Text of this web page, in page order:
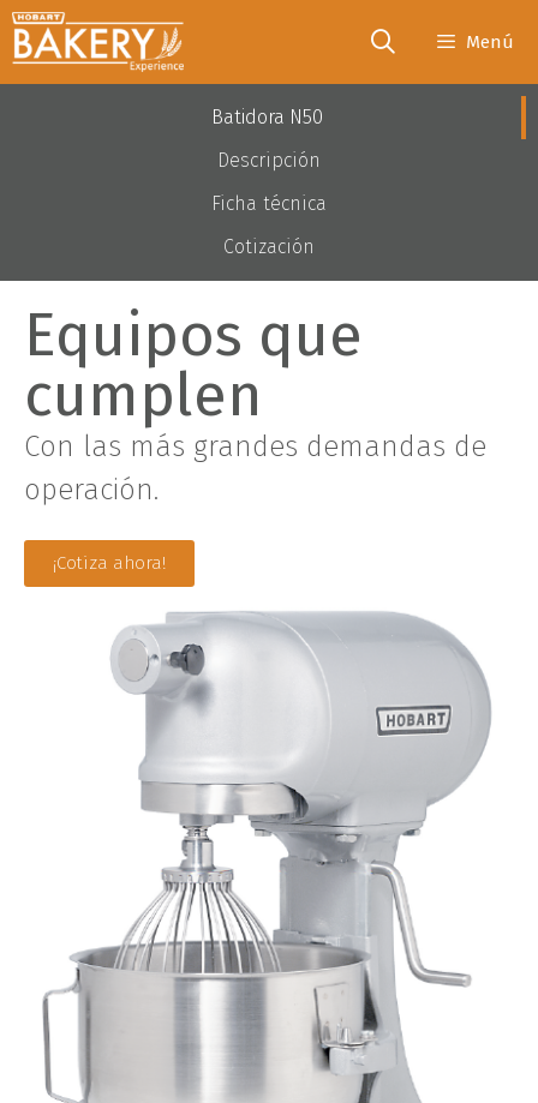
Menú
Batidora N50
Descripción
Ficha técnica
Cotización
Equipos que
cumplen
Con las más grandes demandas de
operación.
¡Cotiza ahora!